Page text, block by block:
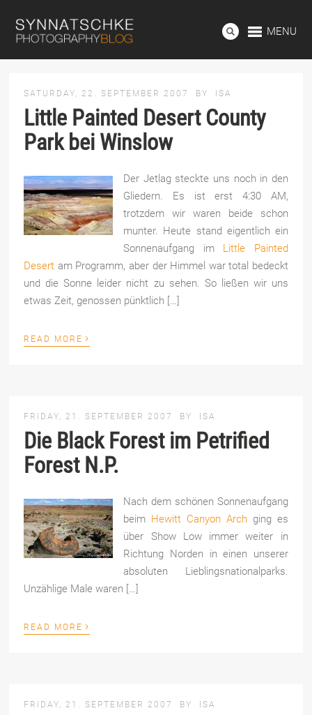
MENU
SATURDAY, 22. SEPTEMBER 2007 BY ISA
Little Painted Desert County
Park bei Winslow
Der Jetlag steckte uns noch in den
Gliedern. Es ist erst 4:30 AM,
trotzdem wir waren beide schon
munter. Heute stand eigentlich ein
Sonnenaufgang im Little Painted
Desert am Programm, aber der Himmel war total bedeckt
und die Sonne leider nicht zu sehen. So ließen wir uns
etwas Zeit, genossen pünktlich […]
READ MORE ›
FRIDAY, 21. SEPTEMBER 2007 BY ISA
Die Black Forest im Petrified
Forest N.P.
Nach dem schönen Sonnenaufgang
beim Hewitt Canyon Archging es
über Show Low immer weiter in
Richtung Norden in einen unserer
absoluten Lieblingsnationalparks.
Unzählige Male waren […]
READ MORE ›
FRIDAY, 21. SEPTEMBER 2007 BY ISA